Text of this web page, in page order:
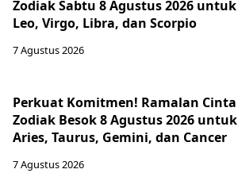
Zodiak Sabtu 8 Agustus 2026 untuk
Leo, Virgo, Libra, dan Scorpio
7 Agustus 2026
Perkuat Komitmen! Ramalan Cinta
Zodiak Besok 8 Agustus 2026 untuk
Aries, Taurus, Gemini, dan Cancer
7 Agustus 2026